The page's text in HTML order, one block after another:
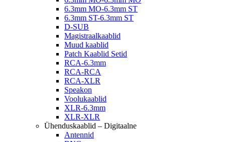
6.3mm MO-6.3mm ST
6.3mm ST-6.3mm ST
D-SUB
Magistraalkaablid
Muud kaablid
Patch Kaablid Setid
RCA-6.3mm
RCA-RCA
RCA-XLR
Speakon
Voolukaablid
XLR-6.3mm
XLR-XLR
Ühenduskaablid – Digitaalne
Antennid